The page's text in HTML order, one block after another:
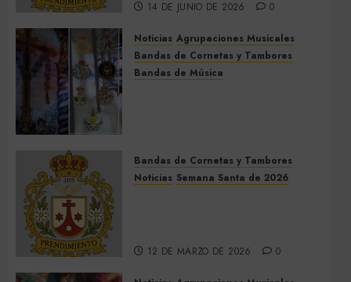
14 DE JUNIO DE 2026 0
Noticias Agrupaciones Musicales
Bandas de Cornetas y Tambores
Bandas de Música
9 DE MAYO DE 2026 0
Bandas de Cornetas y Tambores
Noticias Semana Santa de 2026
12 DE MARZO DE 2026 0